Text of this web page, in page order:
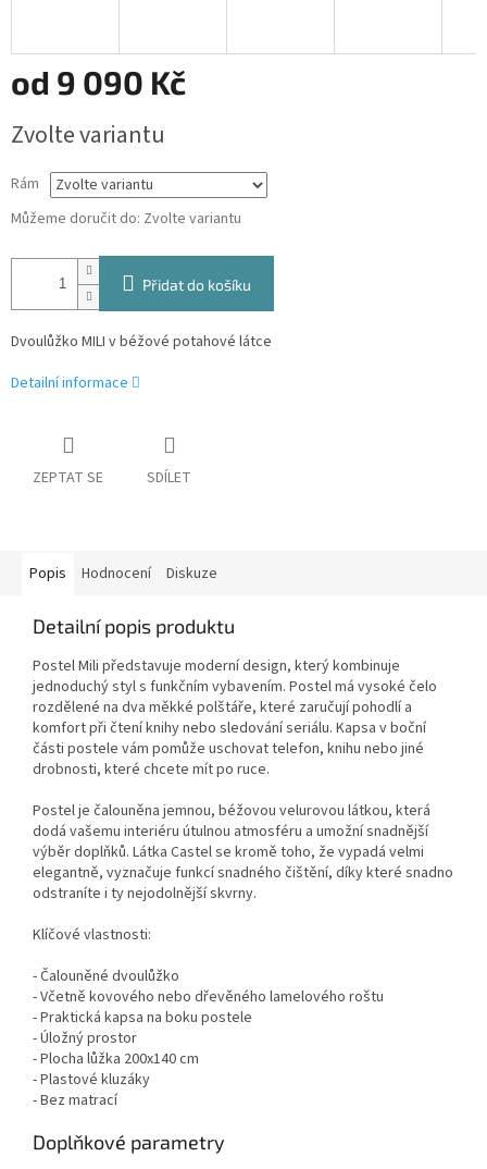
od 9 090 Kč
cena:
Zvolte variantu
Rám
Můžeme doručit do: Zvolte variantu
Přidat do košíku
Dvoulůžko MILI v béžové potahové látce
Detailní informace
ZEPTAT SE SDÍLET
Popis Hodnocení Diskuze
Detailní popis produktu
Postel Mili představuje moderní design, který kombinuje
jednoduchý styl s funkčním vybavením. Postel má vysoké čelo
rozdělené na dva měkké polštáře, které zaručují pohodlí a
komfort při čtení knihy nebo sledování seriálu. Kapsa v boční
části postele vám pomůže uschovat telefon, knihu nebo jiné
drobnosti, které chcete mít po ruce.
Postel je čalouněna jemnou, béžovou velurovou látkou, která
dodá vašemu interiéru útulnou atmosféru a umožní snadnější
výběr doplňků. Látka Castel se kromě toho, že vypadá velmi
elegantně, vyznačuje funkcí snadného čištění, díky které snadno
odstraníte i ty nejodolnější skvrny.
Klíčové vlastnosti:
- Čalouněné dvoulůžko
- Včetně kovového nebo dřevěného lamelového roštu
- Praktická kapsa na boku postele
- Úložný prostor
- Plocha lůžka 200x140 cm
- Plastové kluzáky
- Bez matrací
Doplňkové parametry